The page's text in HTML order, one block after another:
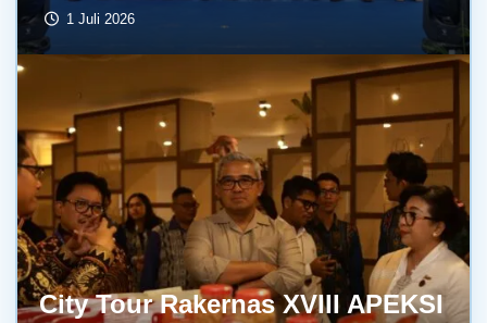
1 Juli 2026
City Tour Rakernas XVIII APEKSI